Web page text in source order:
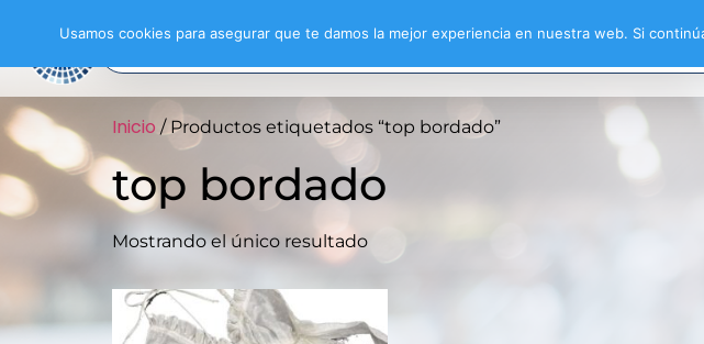
Inicio / Productos etiquetados “top bordado”
top bordado
Mostrando el único resultado
Usamos cookies para asegurar que te damos la mejor experiencia en nuestra web. Si